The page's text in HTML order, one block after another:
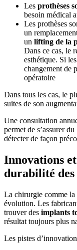
Les prothèses
besoin médical
Les prothèses
un
un lifting de la
Dans ce cas, le
esthétique. Si
changement de
opératoire
Dans tous les cas, le
suites de son
Une consultation
permet de s’assurer du
détecter de façon
Innovations
durabilité
La chirurgie comme la
évolution. Les
trouver des implants
résultat toujours plus
Les pistes